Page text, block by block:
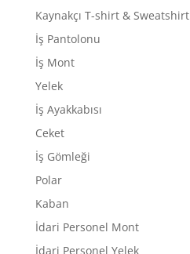
Kaynakçı T-shirt & Sweatshirt
İş Pantolonu
İş Mont
Yelek
İş Ayakkabısı
Ceket
İş Gömleği
Polar
Kaban
İdari Personel Mont
İdari Personel Yelek